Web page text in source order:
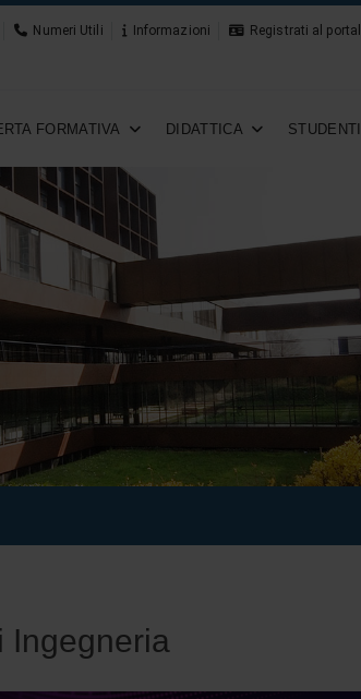
Numeri Utili Informazioni Registrati al
FORMATIVA DIDATTICA STUDENTI
Ingegneria